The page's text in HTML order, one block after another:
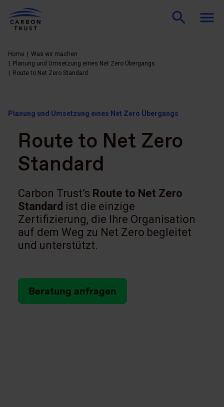
Home
Was wir machen
Planung und Umsetzung eines Net Zero Übergangs
Route to Net Zero Standard
Planung und Umsetzung eines Net Zero Übergangs
Route to Net Zero
Standard
Carbon Trust’s Route to Net Zero
Standard ist die einzige
Zertifizierung, die Ihre Organisation
auf dem Weg zu Net Zero begleitet
und unterstützt.
Beratung anfragen